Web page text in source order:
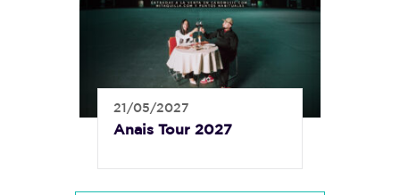
21/05/2027
Anais Tour 2027